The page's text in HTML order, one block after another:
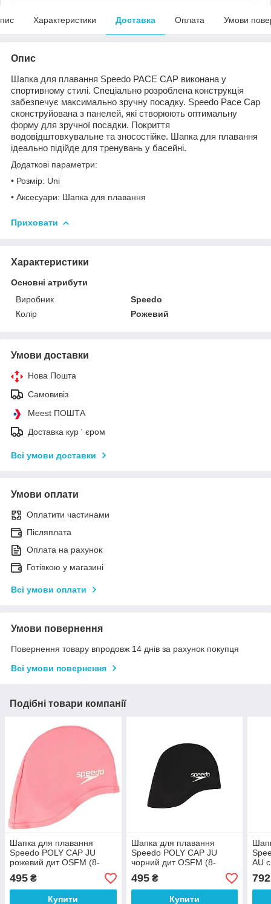
Характеристики Доставка Оплата Умови
Опис
Шапка для плавання Speedo PACE CAP виконана у
спортивному стилі. Спеціально розроблена конструкція
забезпечує максимально зручну посадку. Speedo Pace Cap
сконструйована з панелей, які створюють оптимальну
форму для зручної посадки. Покриття
водовідштовхувальне та зносостійке. Шапка для плавання
ідеально підійде для тренувань у басейні.
Додаткові параметри:
• Розмір: Uni
• Аксесуари: Шапка для плавання
Приховати
Характеристики
Основні атрибути
Виробник
Speedo
Колір
Рожевий
Умови доставки
Нова Пошта
Самовивіз
Meest ПОШТА
Доставка кур ' єром
Всі умови доставки
Умови оплати
Оплатити частинами
Післяплата
Оплата на рахунок
Готівкою у магазині
Всі умови оплати
Умови повернення
Повернення товару впродовж 14 днів за рахунок покупця
Всі умови повернення
Подібні товари компанії
Шапка для плавання
Speedo POLY CAP JU
рожевий дит OSFM (8-
710111587)
495 ₴
Купити
Шапка для плавання
Speedo POLY CAP JU
чорний дит OSFM (8-
710110001)
495₴
Купити
AU
792